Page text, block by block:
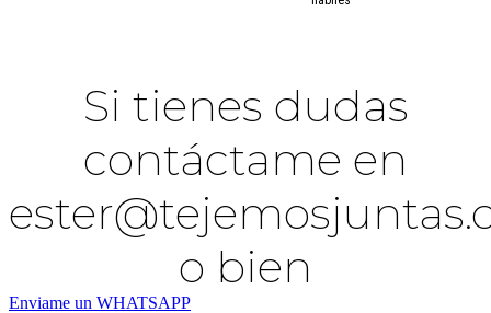
Si tienes dudas
contáctame en
o bien
Enviame un WHATSAPP